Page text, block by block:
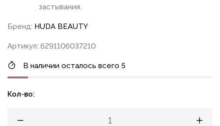
застывания.
Бренд: HUDA BEAUTY
Артикул: 6291106037210
В наличии осталось всего 5
Кол-во: